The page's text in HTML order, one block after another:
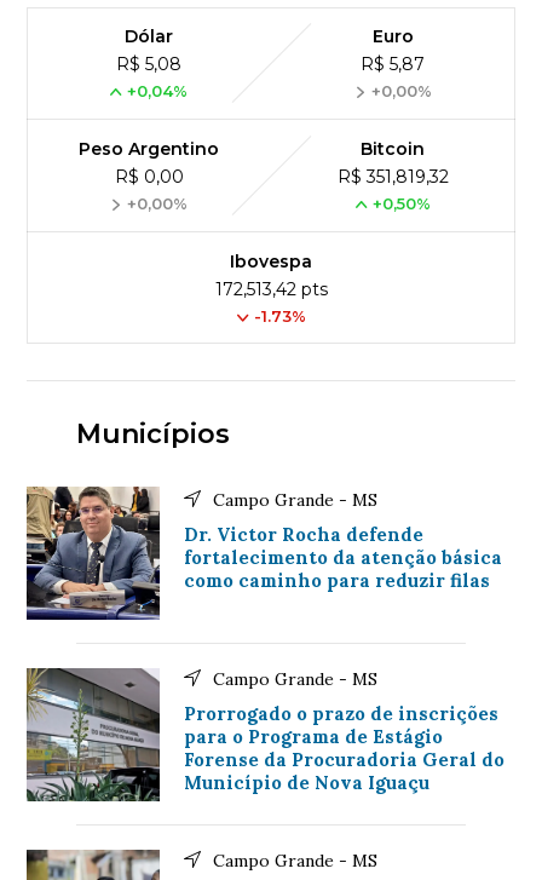
Dólar
R$ 5,08
+0,04%
Euro
R$ 5,87
+0,00%
Peso Argentino
R$ 0,00
+0,00%
Bitcoin
R$ 351,819,32
+0,50%
Ibovespa
172,513,42 pts
-1.73%
Municípios
Campo Grande - MS
Dr. Victor Rocha defende
fortalecimento da atenção básica
como caminho para reduzir filas
Campo Grande - MS
Prorrogado o prazo de inscrições
para o Programa de Estágio
Forense da Procuradoria Geral do
Município de Nova Iguaçu
Campo Grande - MS